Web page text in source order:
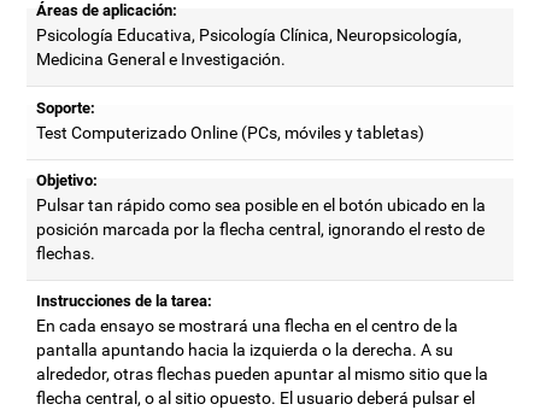
Áreas de aplicación:
Psicología Educativa, Psicología Clínica, Neuropsicología,
Medicina General e Investigación.
Soporte:
Test Computerizado Online (PCs, móviles y tabletas)
Objetivo:
Pulsar tan rápido como sea posible en el botón ubicado en la
posición marcada por la flecha central, ignorando el resto de
flechas.
Instrucciones de la tarea:
En cada ensayo se mostrará una flecha en el centro de la
pantalla apuntando hacia la izquierda o la derecha. A su
alrededor, otras flechas pueden apuntar al mismo sitio que la
flecha central, o al sitio opuesto. El usuario deberá pulsar el